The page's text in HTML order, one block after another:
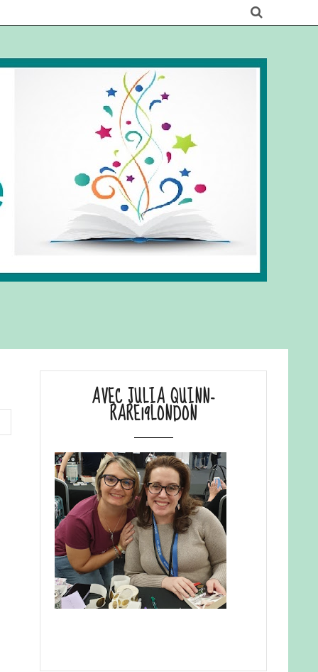
AVEC JULIA QUINN-
RARE19LONDON